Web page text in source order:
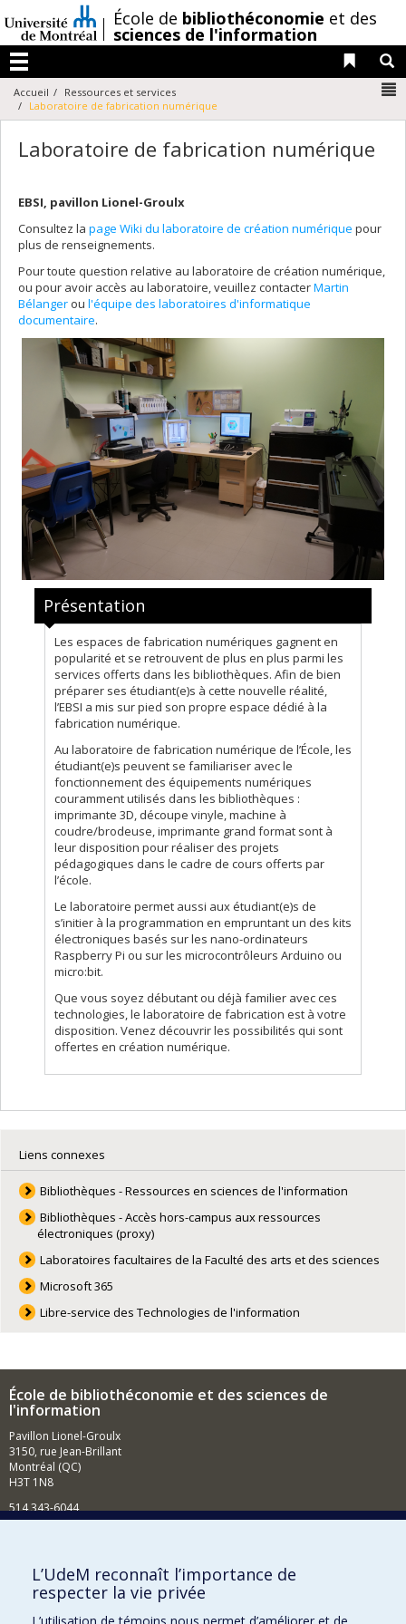
au
contenu
/École de bibliothéconomie et des
sciences de l'information
Menu
Liens
Accueil
Ressources et services
Laboratoire de fabrication numérique
Laboratoire de fabrication numérique
EBSI, pavillon Lionel-Groulx
Consultez la page Wiki du laboratoire de création numérique pour
plus de renseignements.
Pour toute question relative au laboratoire de création numérique,
ou pour avoir accès au laboratoire, veuillez contacterMartin
Bélanger ou l'équipe des laboratoires d'informatique
documentaire.
Présentation
Les espaces de fabrication numériques gagnent en
popularité et se retrouvent de plus en plus parmi les
services offerts dans les bibliothèques. Afin de bien
préparer ses étudiant(e)s à cette nouvelle réalité,
l’EBSI a mis sur pied son propre espace dédié à la
fabrication numérique.
Au laboratoire de fabrication numérique de l’École, les
étudiant(e)s peuvent se familiariser avec le
fonctionnement des équipements numériques
couramment utilisés dans les bibliothèques :
imprimante 3D, découpe vinyle, machine à
coudre/brodeuse, imprimante grand format sont à
leur disposition pour réaliser des projets
pédagogiques dans le cadre de cours offerts par
l’école.
Le laboratoire permet aussi aux étudiant(e)s de
s’initier à la programmation en empruntant un des kits
électroniques basés sur les nano-ordinateurs
Raspberry Pi ou sur les microcontrôleurs Arduino ou
micro:bit.
Que vous soyez débutant ou déjà familier avec ces
technologies, le laboratoire de fabrication est à votre
disposition. Venez découvrir les possibilités qui sont
offertes en création numérique.
Liens connexes
Bibliothèques - Ressources en sciences de l'information
Bibliothèques - Accès hors-campus aux ressources
électroniques (proxy)
Laboratoires facultaires de la Faculté des arts et des sciences
Microsoft 365
Libre-service des Technologies de l'information
École de bibliothéconomie et des sciences de
l'information
Pavillon Lionel-Groulx
3150, rue Jean-Brillant
Montréal (QC)
H3T 1N8
514 343-6044
Comment soutenir l'École?
BESOIN D'AIDE?
L’UdeM reconnaît l’importance de
respecter la vie privée
L’utilisation de témoins nous permet d’améliorer et de